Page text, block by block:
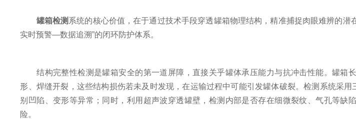
罐箱检测 系统的核心价值，在于通过技术手段穿透罐箱物理结构，精准捕捉肉眼难辨的
实时预警—数据追溯”的闭环防护体系。
结构完整性检测是罐箱安全的第一道屏障，直接关乎罐体承压能力与抗冲击性能。罐箱
形、焊缝开裂，这些结构损伤若未及时发现，在运输过程中可能引发罐体破裂。检测系统采
别凹陷、变形等异常；同时，利用超声波穿透罐壁，检测内部是否存在细微裂纹、气孔等
险。